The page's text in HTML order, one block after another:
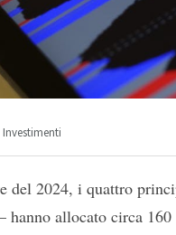
Investimenti
del 2024, i quattro
allocato circa